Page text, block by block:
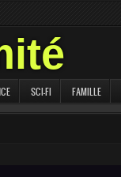
SCI-FI FAMILLE